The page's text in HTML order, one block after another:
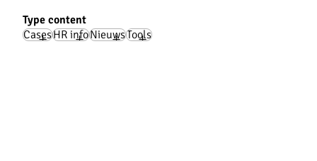
Type content
CasesHR infoNieuwsTools